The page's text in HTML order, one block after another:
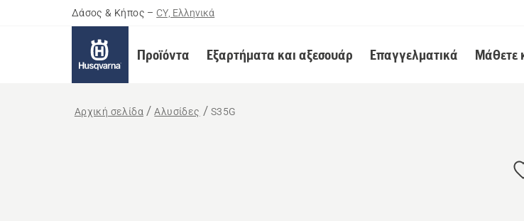
Δάσος & Κήπος – CY, Ελληνικά
Προϊόντα Εξαρτήματα και αξεσουάρ Επαγγελματικά Μάθετε
Αρχική σελίδα Αλυσίδες S35G